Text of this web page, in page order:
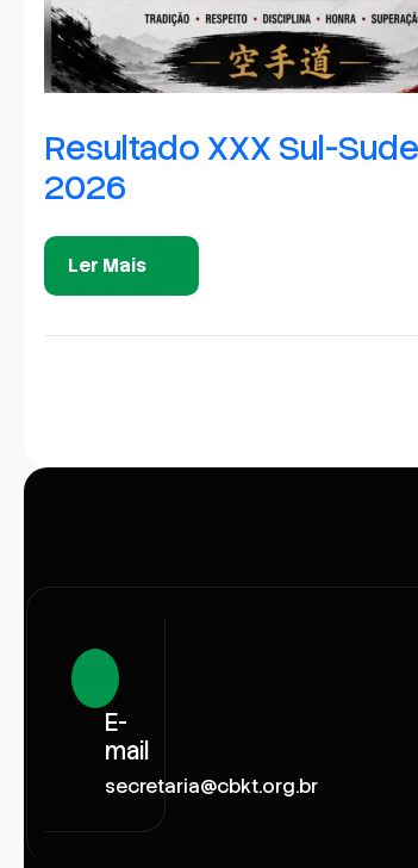
Resultado XXX Sul-
2026
Ler Mais
E-
mail
secretaria@cbkt.org.br